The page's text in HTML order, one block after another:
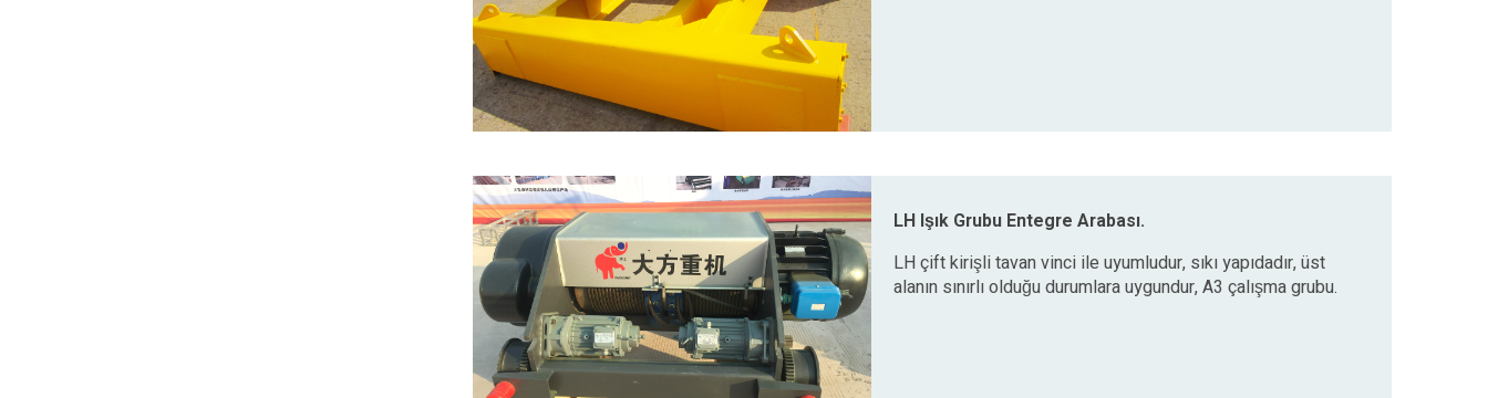
LH Işık Grubu Entegre Arabası.
LH çift kirişli tavan vinci ile uyumludur, sıkı yapıdadır, üst
alanın sınırlı olduğu durumlara uygundur, A3 çalışma grubu.